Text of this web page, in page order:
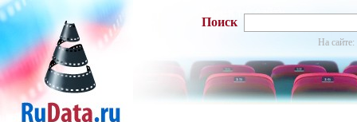
Поиск
На